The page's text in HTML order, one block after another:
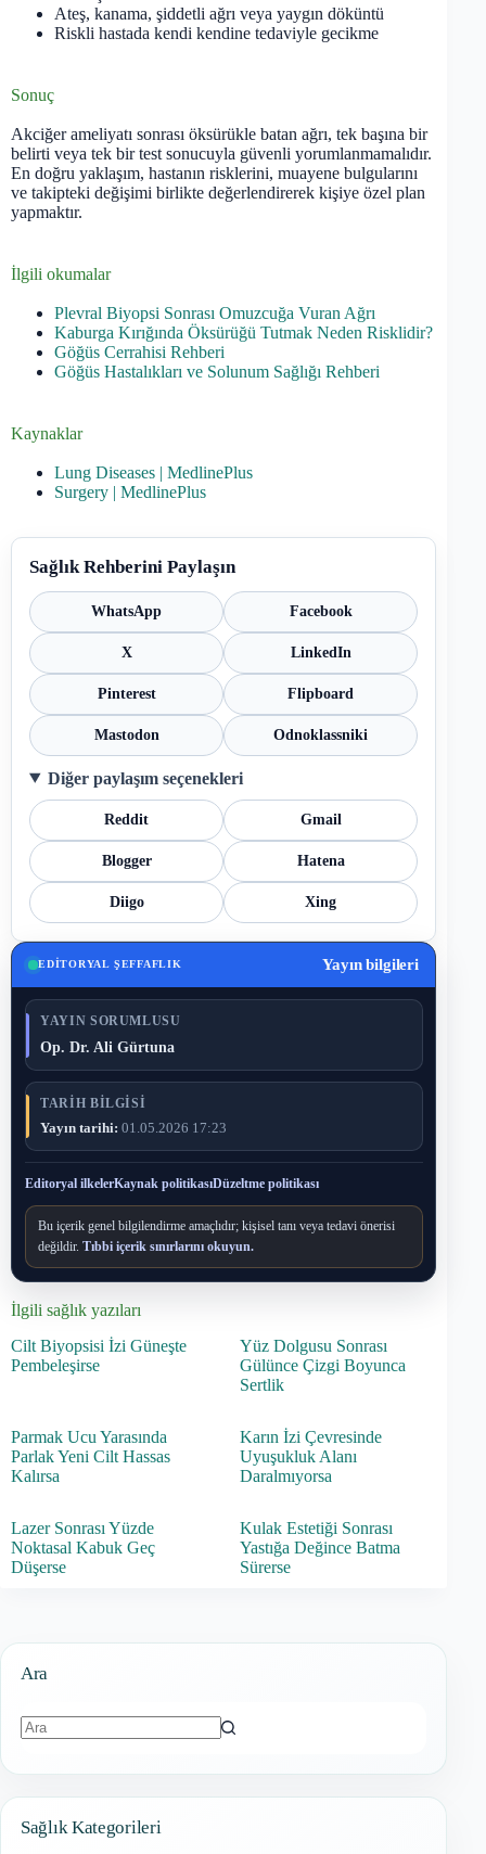
Ateş, kanama, şiddetli ağrı veya yaygın döküntü
Riskli hastada kendi kendine tedaviyle gecikme
Sonuç
Akciğer ameliyatı sonrası öksürükle batan ağrı, tek başına bir
belirti veya tek bir test sonucuyla güvenli yorumlanmamalıdır.
En doğru yaklaşım, hastanın risklerini, muayene bulgularını
ve takipteki değişimi birlikte değerlendirerek kişiye özel plan
yapmaktır.
İlgili okumalar
Plevral Biyopsi Sonrası Omuzcuğa Vuran Ağrı
Kaburga Kırığında Öksürüğü Tutmak Neden Risklidir?
Göğüs Cerrahisi Rehberi
Göğüs Hastalıkları ve Solunum Sağlığı Rehberi
Kaynaklar
Lung Diseases | MedlinePlus
Surgery | MedlinePlus
Sağlık Rehberini Paylaşın
WhatsApp Facebook
X LinkedIn
Pinterest Flipboard
Mastodon Odnoklassniki
Diğer paylaşım seçenekleri
Reddit Gmail
Blogger Hatena
Diigo Xing
EDITORYAL ŞEFFAFLIK Yayın bilgileri
YAYIN SORUMLUSU
Op. Dr. Ali Gürtuna
TARIH BILGISI
Yayın tarihi: 01.05.2026 17:23
Editoryal ilkelerKaynak politikasıDüzeltme politikası
Bu içerik genel bilgilendirme amaçlıdır; kişisel tanı veya tedavi önerisi
değildir. Tıbbi içerik sınırlarını okuyun.
İlgili sağlık yazıları
Cilt Biyopsisi İzi Güneşte
Pembeleşirse
Yüz Dolgusu Sonrası
Gülünce Çizgi Boyunca
Sertlik
Parmak Ucu Yarasında
Parlak Yeni Cilt Hassas
Kalırsa
Karın İzi Çevresinde
Uyuşukluk Alanı
Daralmıyorsa
Lazer Sonrası Yüzde
Noktasal Kabuk Geç
Düşerse
Kulak Estetiği Sonrası
Yastığa Değince Batma
Sürerse
Ara
Sağlık Kategorileri